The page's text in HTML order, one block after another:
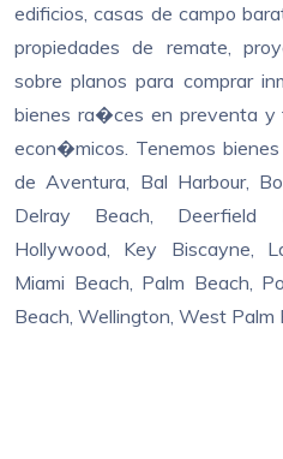
edificios, casas de campo
propiedades de remate,
sobre planos para comprar
bienes ra�ces en preventa
econ�micos. Tenemos
de Aventura, Bal Harbour,
Delray Beach, Deerfield
Hollywood, Key Biscayne,
Miami Beach, Palm Beach,
Beach, Wellington, West